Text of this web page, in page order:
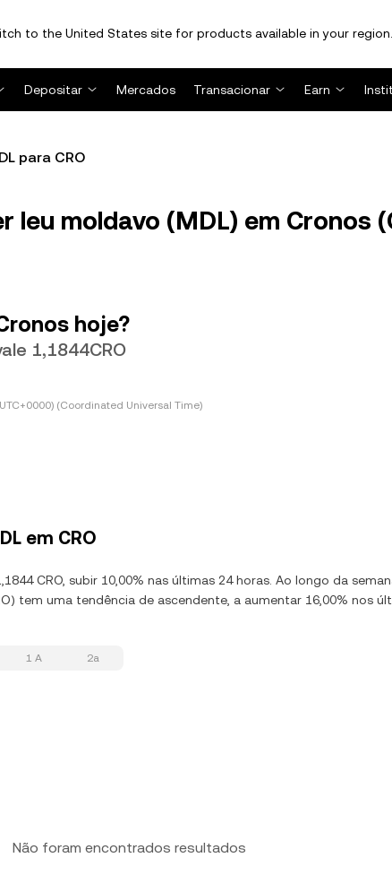
to the United States site for products available in your region.
Depositar Mercados Transacionar Earn
para CRO
leu moldavo (MDL) em Cronos
hoje?
1,1844CRO
(Coordinated Universal Time)
em CRO
CRO, subir 10,00% nas últimas 24 horas. Ao longo da
tem uma tendência de ascendente, a aumentar 16,00% nos
1 A 2a
Não foram encontrados resultados